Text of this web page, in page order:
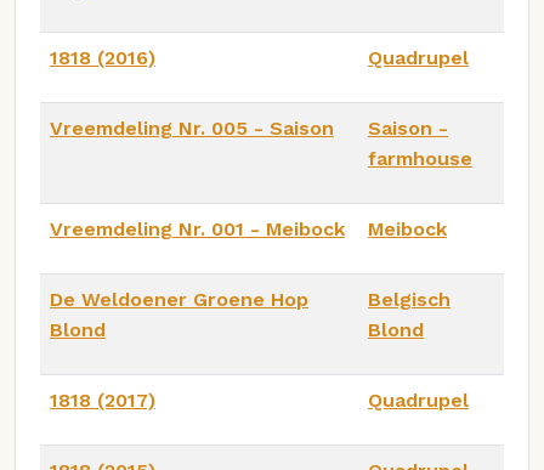
1818 (2016) Quadrupel
Vreemdeling Nr. 005 - Saison
Saison -
farmhouse
Vreemdeling Nr. 001 - Meibock Meibock
De Weldoener Groene Hop
Blond
Belgisch
Blond
1818 (2017) Quadrupel